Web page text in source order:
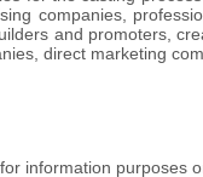
companies,
and promoters,
direct marketing
information purposes